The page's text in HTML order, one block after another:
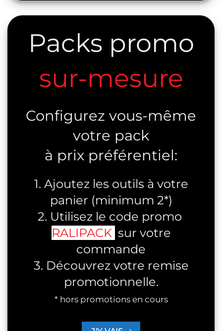
Packs promo
sur-mesure
Configurez vous-même
votre pack
à prix préférentiel:
1. Ajoutez les outils à votre
panier (minimum 2*)
2. Utilisez le code promo
RALIPACK sur votre
commande
3. Découvrez votre remise
promotionnelle.
* hors promotions en cours